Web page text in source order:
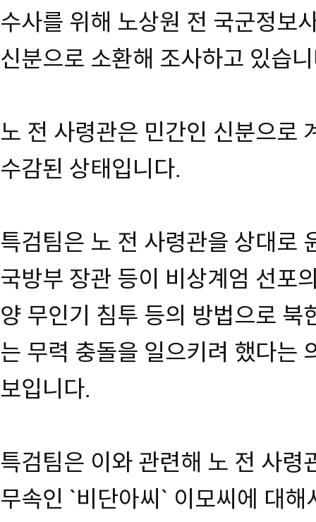
수사를 위해 노상원 전 국군정보
신분으로 소환해 조사하고 있습
노 전 사령관은 민간인 신분으로
수감된 상태입니다.
특검팀은 노 전 사령관을 상대로
국방부 장관 등이 비상계엄 선포
양 무인기 침투 등의 방법으로 북
는 무력 충돌을 일으키려 했다는
보입니다.
특검팀은 이와 관련해 노 전 사령
무속인 `비단아씨` 이모씨에 대